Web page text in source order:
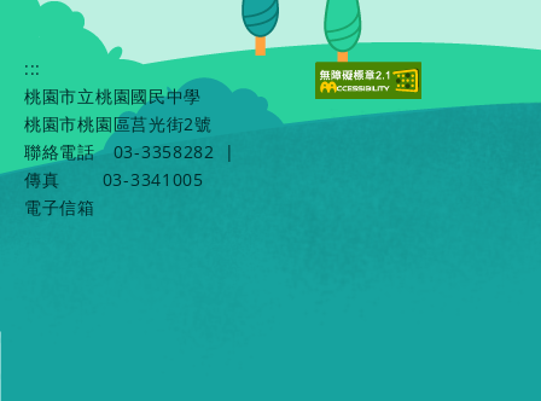
:::
桃園市立桃園國民中學
桃園市桃園區莒光街2號
聯絡電話
03-3358282
|
傳真
03-3341005
電子信箱